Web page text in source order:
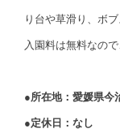
り台や草滑り、ボ
入園料は無料なの
●所在地：愛媛県今
●定休日：なし